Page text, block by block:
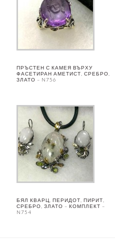
ПРЪСТЕН С КАМЕЯ ВЪРХУ
ФАСЕТИРАН АМЕТИСТ, СРЕБРО,
ЗЛАТО – N756
БЯЛ КВАРЦ, ПЕРИДОТ, ПИРИТ,
СРЕБРО, ЗЛАТО – КОМПЛЕКТ –
N754